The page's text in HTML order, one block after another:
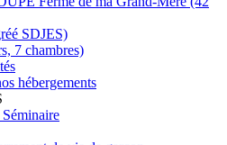
SDJES)
7 chambres)
hébergements
Séminaire